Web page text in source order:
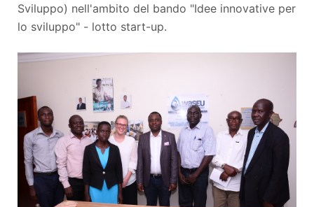
Sviluppo) nell'ambito del bando "Idee innovative per
lo sviluppo" - lotto start-up.